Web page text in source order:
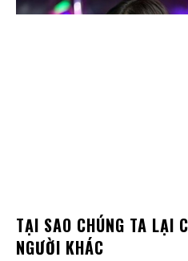
TẠI SAO CHÚNG TA LẠI
NGƯỜI KHÁC